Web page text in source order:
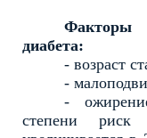
Факторы
диабета:
- возраст
-
-
степени риск